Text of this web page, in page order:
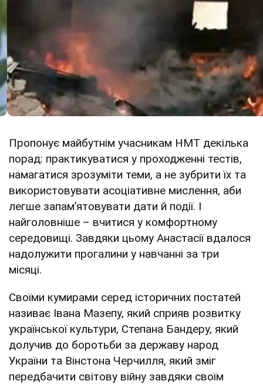
Пропонує майбутнім учасникам НМТ декілька
порад: практикуватися у проходженні тестів,
намагатися зрозуміти теми, а не зубрити їх та
використовувати асоціативне мислення, аби
легше запамʼятовувати дати й події. І
найголовніше – вчитися у комфортному
середовищі. Завдяки цьому Анастасії вдалося
надолужити прогалини у навчанні за три
місяці.
Своїми кумирами серед історичних постатей
називає Івана Мазепу, який сприяв розвитку
української культури, Степана Бандеру, який
долучив до боротьби за державу народ
України та Вінстона Черчилля, який зміг
передбачити світову війну завдяки своїм